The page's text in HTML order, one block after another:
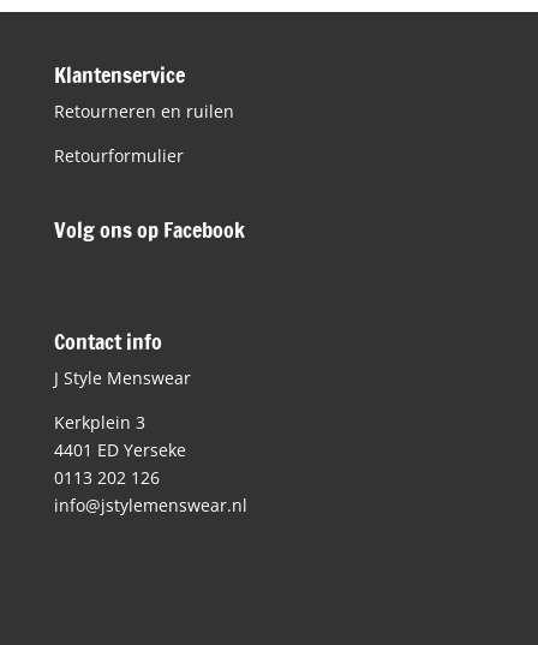
€109,99.€76,99.
Klantenservice
Retourneren en ruilen
Retourformulier
Volg ons op Facebook
Contact info
J Style Menswear
Kerkplein 3
4401 ED Yerseke
0113 202 126
info@jstylemenswear.nl